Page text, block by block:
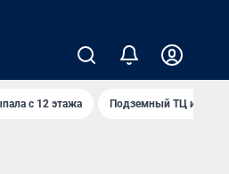
с 12 этажа Подземный ТЦ и 45-